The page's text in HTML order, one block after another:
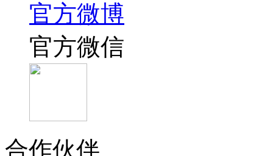
官方微博
官方微信
合作伙伴